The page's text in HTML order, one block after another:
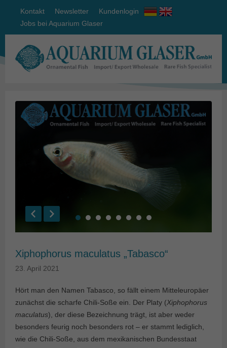
Kontakt Newsletter
Kundenlogin
Jobs bei Aquarium Glaser
Xiphophorus maculatus „Tabasco“
23. April 2021
Hört man den Namen Tabasco, so fällt einem Mitteleuropäer
zunächst die scharfe Chili-Soße ein. Der Platy (Xiphophorus
maculatus), der diese Bezeichnung trägt, ist aber weder
besonders feurig noch besonders rot – er stammt lediglich,
wie die Chili-Soße, aus dem mexikanischen Bundesstaat